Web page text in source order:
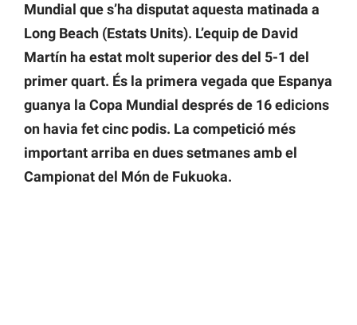
Mundial que s’ha disputat aquesta matinada a
Long Beach (Estats Units). L’equip de David
Martín ha estat molt superior des del 5-1 del
primer quart. És la primera vegada que Espanya
guanya la Copa Mundial després de 16 edicions
on havia fet cinc podis. La competició més
important arriba en dues setmanes amb el
Campionat del Món de Fukuoka.